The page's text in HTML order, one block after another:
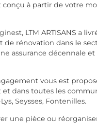
à partir de votre
LTM ARTISANS a
de rénovation dans le
assurance décennale
vous est
dans toutes les
Seysses, Fontenilles.
une pièce ou